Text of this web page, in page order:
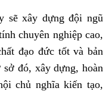
sẽ xây dựng đội ngũ
chuyên nghiệp cao,
đạo đức tốt và bản
đó, xây dựng, hoàn
chủ nghĩa kiến tạo,